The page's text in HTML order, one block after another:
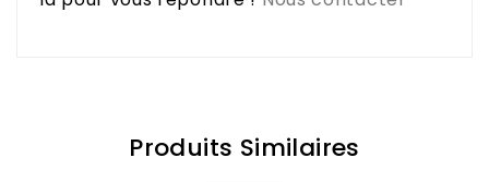
Produits Similaires